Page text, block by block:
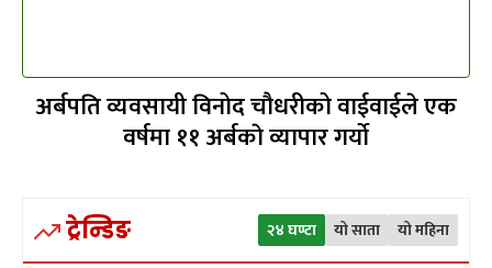
अर्बपति व्यवसायी विनोद चौधरीको वाईवाईले एक
वर्षमा ११ अर्बकाे व्यापार गर्याे
ट्रेन्डिङ २४ घण्टा यो साता यो महिना